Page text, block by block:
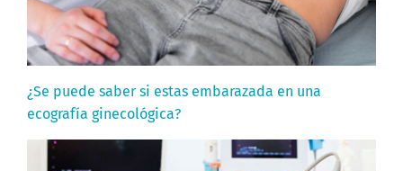
¿Se puede saber si estas embarazada en una
ecografía ginecológica?